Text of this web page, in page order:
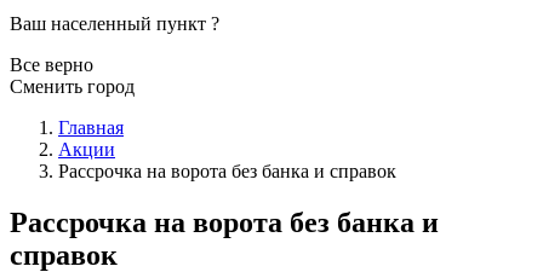
Ваш населенный пункт ?
Все верно
Сменить город
Главная
Акции
Рассрочка на ворота без банка и справок
Рассрочка на ворота без банка и
справок